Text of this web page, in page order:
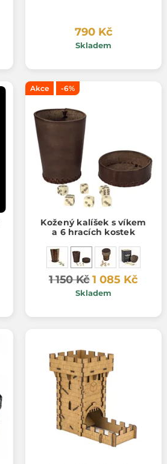
790 Kč
Skladem
Akce -6%
Kožený kalíšek s víkem
a 6 hracích kostek
1 150 Kč1 085 Kč
Skladem